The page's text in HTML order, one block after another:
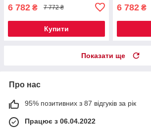
6 782 ₴ 7 772 ₴
Купити
6 782 ₴
Показати ще
Про нас
95% позитивних з 87 відгуків за рік
Працює з 06.04.2022